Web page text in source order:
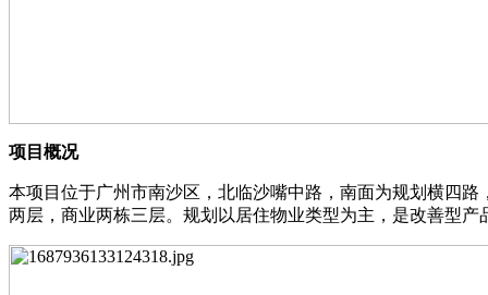
项⽬概况
本项⽬位于⼴州市南沙区，北临沙嘴中路，南⾯为规划横四
两层，商业两栋三层。规划以居住物业类型为主，是改善型产